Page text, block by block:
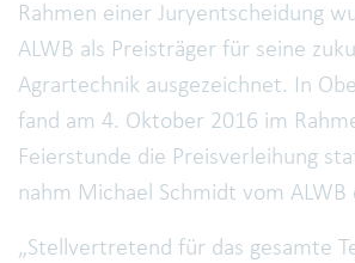
Rahmen einer Juryentscheidung
ALWB als Preisträger für seine
Agrartechnik ausgezeichnet. In
fand am 4. Oktober 2016 im
Feierstunde die Preisverleihung
nahm Michael Schmidt vom ALWB
„Stellvertretend für das gesamte